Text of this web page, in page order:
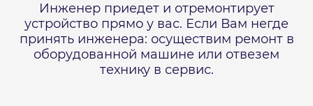
Инженер приедет и отремонтирует
устройство прямо у вас. Если Вам негде
принять инженера: осуществим ремонт в
оборудованной машине или отвезем
технику в сервис.